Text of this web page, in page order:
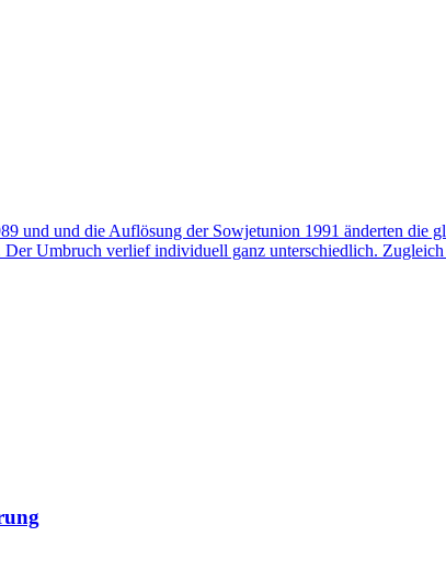
und und die Auflösung der Sowjetunion 1991 änderten
Um­bruch verlief individuell ganz unterschiedlich.